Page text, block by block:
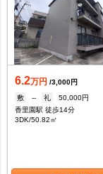
6.2万円 /3,000円
敷
-- 礼
50,000円
香里園駅 徒歩14分
3DK/50.82㎡